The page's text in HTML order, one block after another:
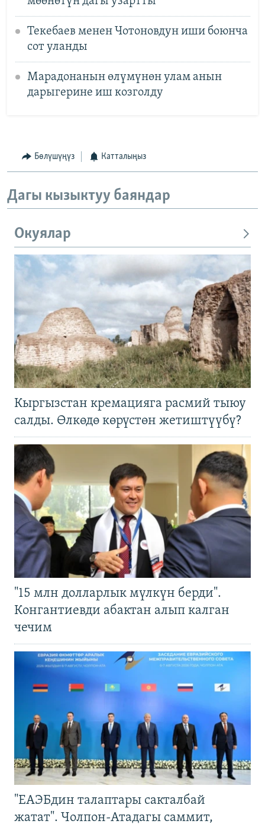
Текебаев менен Чотоновдун иши боюнча
сот уланды
Марадонанын өлүмүнөн улам анын
дарыгерине иш козголду
Бөлүшүңүз Катталыңыз
Дагы кызыктуу баяндар
Окуялар
Кыргызстан кремацияга расмий тыюу
салды. Өлкөдө көрүстөн жетиштүүбү?
"15 млн долларлык мүлкүн берди".
Конгантиевди абактан алып калган
чечим
"ЕАЭБдин талаптары сакталбай
жатат". Чолпон-Атадагы саммит,